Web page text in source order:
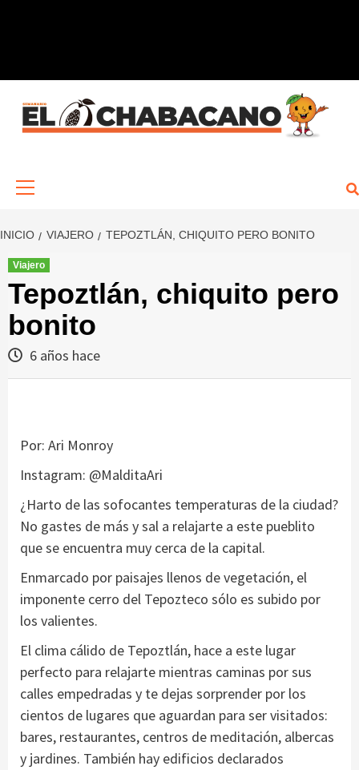
INICIO VIAJERO TEPOZTLÁN, CHIQUITO PERO BONITO
Viajero
Tepoztlán, chiquito pero
bonito
6 años hace
Por: Ari Monroy
Instagram: @MalditaAri
¿Harto de las sofocantes temperaturas de la ciudad?
No gastes de más y sal a relajarte a este pueblito
que se encuentra muy cerca de la capital.
Enmarcado por paisajes llenos de vegetación, el
imponente cerro del Tepozteco sólo es subido por
los valientes.
El clima cálido de Tepoztlán, hace a este lugar
perfecto para relajarte mientras caminas por sus
calles empedradas y te dejas sorprender por los
cientos de lugares que aguardan para ser visitados:
bares, restaurantes, centros de meditación, albercas
y jardines. También hay edificios declarados